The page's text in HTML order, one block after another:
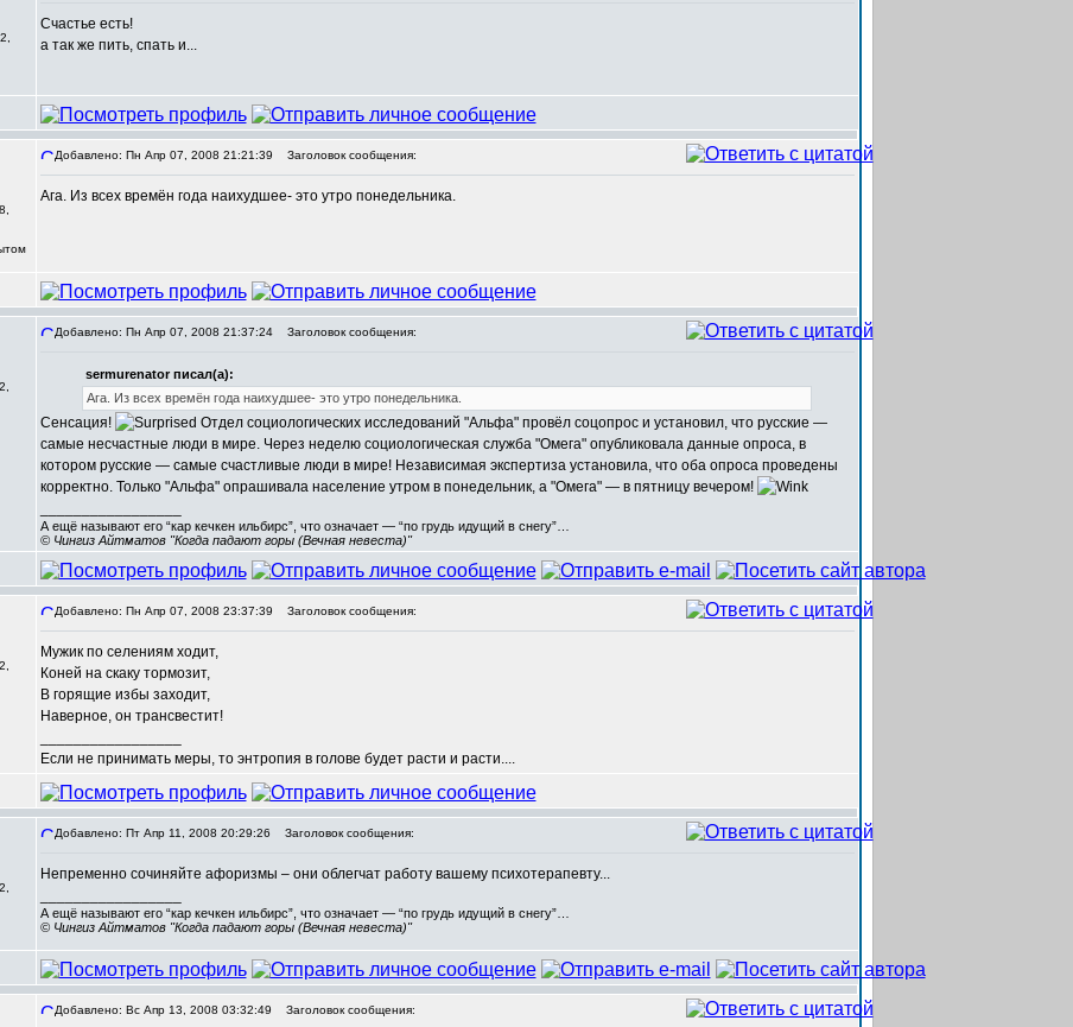
Счастье есть!
а так же пить, спать и...
Добавлено: Пн Апр 07, 2008 21:21:39 Заголовок сообщения:
Ага. Из всех времён года наихудшее- это утро понедельника.
Добавлено: Пн Апр 07, 2008 21:37:24 Заголовок сообщения:
sermurenator писал(а):
Ага. Из всех времён года наихудшее- это утро понедельника.
Сенсация!
Отдел социологических исследований "Альфа" провёл соцопрос и установил, что русские —
самые несчастные люди в мире. Через неделю социологическая служба "Омега" опубликовала данные опроса, в
котором русские — самые счастливые люди в мире! Независимая экспертиза установила, что оба опроса проведены
корректно. Только "Альфа" опрашивала население утром в понедельник, а "Омега" — в пятницу вечером!
А ещё называют его “кар кечкен ильбирс”, что означает — “по грудь идущий в снегу”…
© Чингиз Айтматов "Когда падают горы (Вечная невеста)"
Добавлено: Пн Апр 07, 2008 23:37:39 Заголовок сообщения:
Мужик по селениям ходит,
Коней на скаку тормозит,
В горящие избы заходит,
Наверное, он трансвестит!
Если не принимать меры, то энтропия в голове будет расти и расти....
Добавлено: Пт Апр 11, 2008 20:29:26 Заголовок сообщения:
Непременно сочиняйте афоризмы – они облегчат работу вашему психотерапевту...
А ещё называют его “кар кечкен ильбирс”, что означает — “по грудь идущий в снегу”…
© Чингиз Айтматов "Когда падают горы (Вечная невеста)"
Добавлено: Вс Апр 13, 2008 03:32:49 Заголовок сообщения: